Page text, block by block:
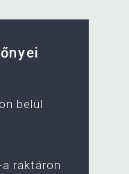
belül
raktáron